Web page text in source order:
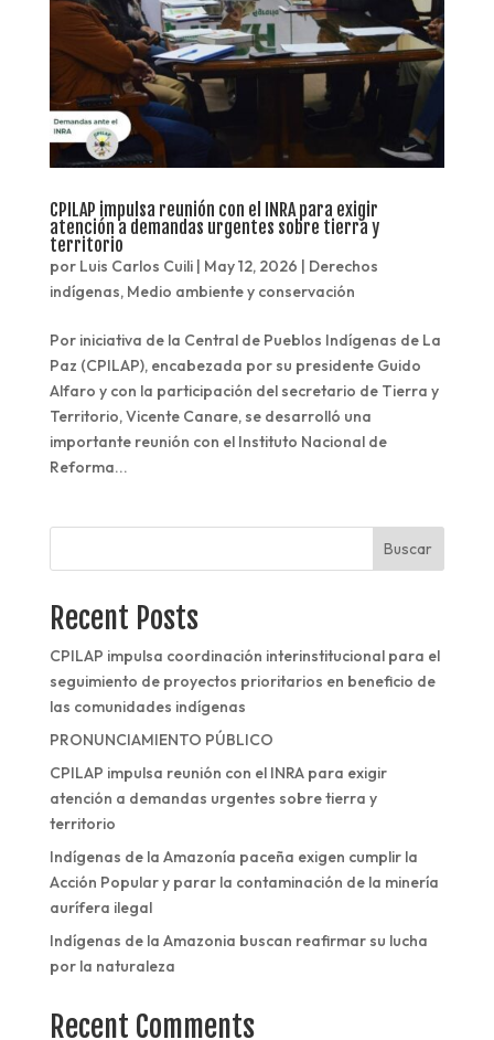
CPILAP impulsa reunión con el INRA para exigir
atención a demandas urgentes sobre tierra y
territorio
por Luis Carlos Cuili| May 12, 2026 | Derechos
indígenas, Medio ambiente y conservación
Por iniciativa de la Central de Pueblos Indígenas de La
Paz (CPILAP), encabezada por su presidente Guido
Alfaro y con la participación del secretario de Tierra y
Territorio, Vicente Canare, se desarrolló una
importante reunión con el Instituto Nacional de
Reforma...
Buscar
Recent Posts
CPILAP impulsa coordinación interinstitucional para el
seguimiento de proyectos prioritarios en beneficio de
las comunidades indígenas
PRONUNCIAMIENTO PÚBLICO
CPILAP impulsa reunión con el INRA para exigir
atención a demandas urgentes sobre tierra y
territorio
Indígenas de la Amazonía paceña exigen cumplir la
Acción Popular y parar la contaminación de la minería
aurífera ilegal
Indígenas de la Amazonia buscan reafirmar su lucha
por la naturaleza
Recent Comments